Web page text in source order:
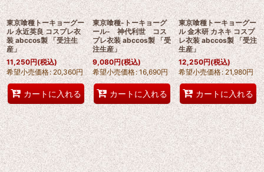
東京喰種トーキョーグー
ル 永近英良 コスプレ衣
装 abccos製 「受注生
産」
11,250円(税込)
希望小売価格: 20,360円
カートに入れる
東京喰種-トーキョーグ
ール- 神代利世 コス
プレ衣装 abccos製 「受
注生産」
9,080円(税込)
希望小売価格: 16,690円
カートに入れる
東京喰種トーキョーグー
ル 金木研 カネキ コスプ
レ衣装 abccos製 「受注
生産」
12,250円(税込)
希望小売価格: 21,980円
カートに入れる